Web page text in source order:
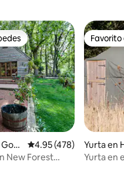
entre huéspedes
Calificación promedio:
4.95 (478)
New Forest
Yurta en
Yurta en